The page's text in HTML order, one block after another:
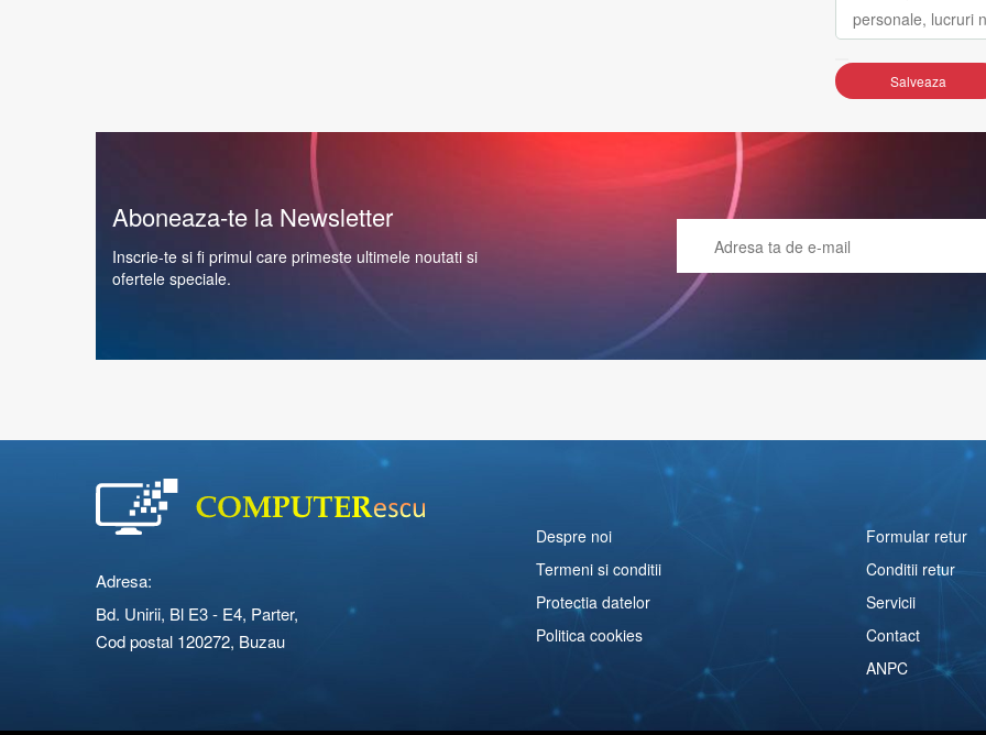
Salveaza
Aboneaza-te la Newsletter
Inscrie-te si fi primul care primeste ultimele noutati si
ofertele speciale.
Adresa:
Bd. Unirii, Bl E3 - E4, Parter,
Cod postal 120272, Buzau
Despre noi
Termeni si conditii
Protectia datelor
Politica cookies
Formular retur
Conditii retur
Servicii
Contact
ANPC